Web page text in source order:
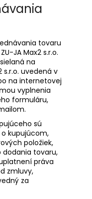
tovaru
JA Max2 s.r.o.
na
s.r.o. uvedená v
na internetovej
vyplnenia
formuláru,
sú
kupujúcom,
položiek,
tovaru,
práva
zmluvy,
za